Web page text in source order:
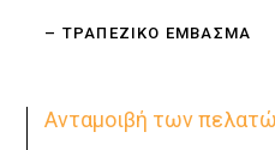
– ΤΡΑΠΕΖΙΚΟ ΕΜΒΑΣΜΑ
Ανταμοιβή των